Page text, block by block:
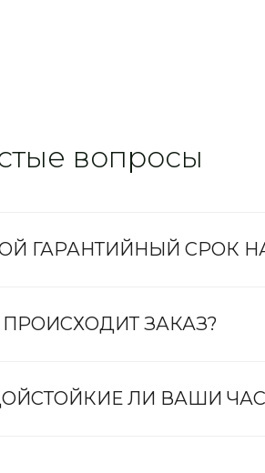
вопросы
ГАРАНТИЙНЫЙ СРОК
ПРОИСХОДИТ ЗАКАЗ?
ЛИ ВАШИ